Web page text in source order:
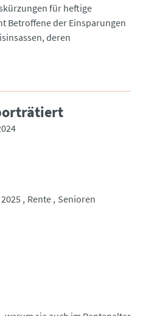
für heftige
Betroffene der Einsparungen
deren
Rente Senioren